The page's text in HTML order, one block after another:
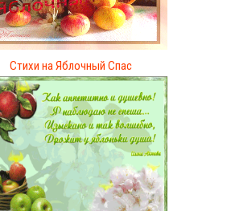
Стихи на Яблочный Спас